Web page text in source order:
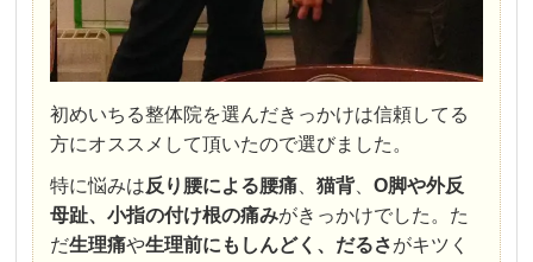
初めいちる整体院を選んだきっかけは信頼してる
方にオススメして頂いたので選びました。
特に悩みは反り腰による腰痛 、猫背、O脚や外反
母趾、小指の付け根の痛みがきっかけでした。た
だ生理痛や生理前にもしんどく、だるさがキツく